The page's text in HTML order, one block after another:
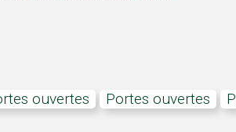
ouvertes portes ouvertes